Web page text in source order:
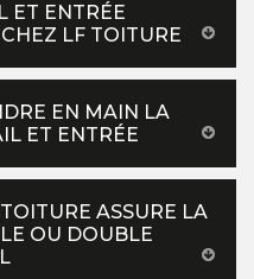
ET ENTRÉE
LF TOITURE
EN MAIN LA
ET ENTRÉE
ASSURE LA
OU DOUBLE